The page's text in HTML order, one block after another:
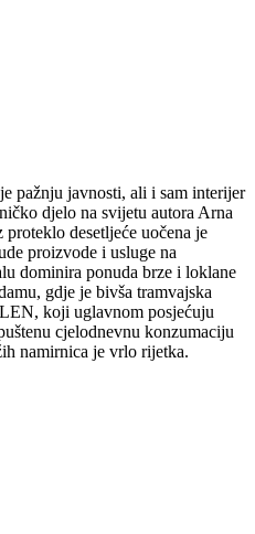
pažnju javnosti, ali i sam interijer
djelo na svijetu autora Arna
desetljeće uočena je
proizvode i usluge na
dominira ponuda brze i loklane
gdje je bivša tramvajska
koji uglavnom posjećuju
cjelodnevnu konzumaciju
namirnica je vrlo rijetka.